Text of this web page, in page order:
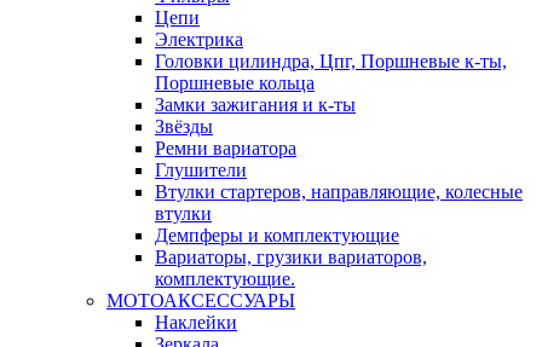
Цепи
Электрика
Головки цилиндра, Цпг, Поршневые к-ты,
Поршневые кольца
Замки зажигания и к-ты
Звёзды
Ремни вариатора
Глушители
Втулки стартеров, направляющие, колесные
втулки
Демпферы и комплектующие
Вариаторы, грузики вариаторов,
комплектующие.
МОТОАКСЕССУАРЫ
Наклейки